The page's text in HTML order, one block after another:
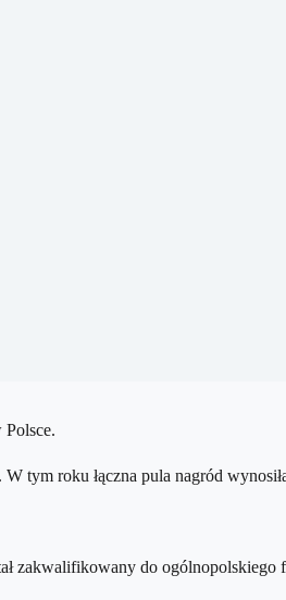
tym roku łączna pula nagród
zakwalifikowany do ogólnopolskiego